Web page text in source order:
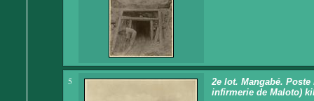
5
2e lot. Mangabé.
infirmerie de Maloto)